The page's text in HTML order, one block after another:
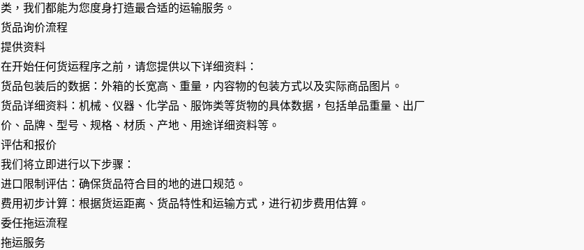
类，我们都能为您度身打造最合适的运输服务。
货品询价流程
提供资料
在开始任何货运程序之前，请您提供以下详细资料：
货品包装后的数据：外箱的长宽高、重量，内容物的包装方式以及实际商品图片。
货品详细资料：机械、仪器、化学品、服饰类等货物的具体数据，包括单品重量、出厂
价、品牌、型号、规格、材质、产地、用途详细资料等。
评估和报价
我们将立即进行以下步骤：
进口限制评估：确保货品符合目的地的进口规范。
费用初步计算：根据货运距离、货品特性和运输方式，进行初步费用估算。
委任拖运流程
拖运服务